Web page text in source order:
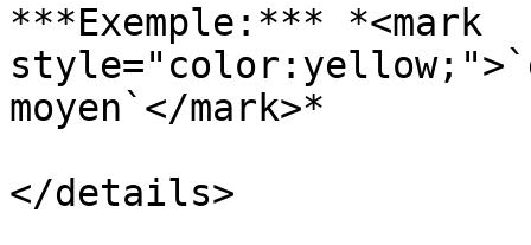
***Exemple:*** *<mark
moyen`</mark>*
</details>